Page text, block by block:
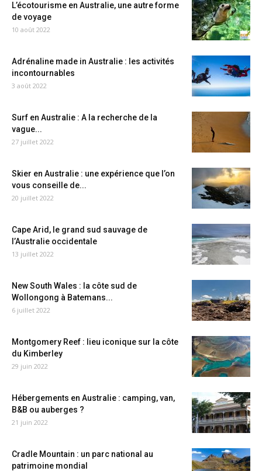
L’écotourisme en Australie, une autre forme
de voyage
10 août 2022
Adrénaline made in Australie : les activités
incontournables
3 août 2022
Surf en Australie : A la recherche de la
vague...
27 juillet 2022
Skier en Australie : une expérience que l’on
vous conseille de...
20 juillet 2022
Cape Arid, le grand sud sauvage de
l’Australie occidentale
13 juillet 2022
New South Wales : la côte sud de
Wollongong à Batemans...
6 juillet 2022
Montgomery Reef : lieu iconique sur la côte
du Kimberley
29 juin 2022
Hébergements en Australie : camping, van,
B&B ou auberges ?
21 juin 2022
Cradle Mountain : un parc national au
patrimoine mondial